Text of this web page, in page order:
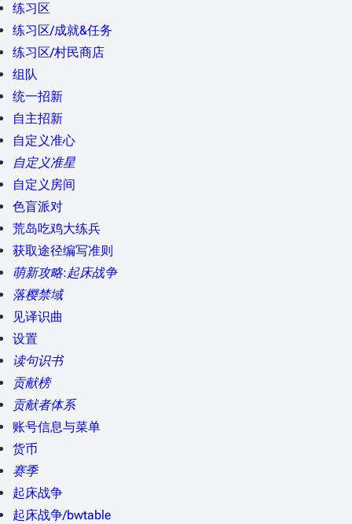
练习区
练习区/成就&任务
练习区/村民商店
组队
统一招新
自主招新
自定义准心
自定义准星
自定义房间
色盲派对
荒岛吃鸡大练兵
获取途径编写准则
萌新攻略:起床战争
落樱禁域
见译识曲
设置
读句识书
贡献榜
贡献者体系
账号信息与菜单
货币
赛季
起床战争
起床战争/bwtable